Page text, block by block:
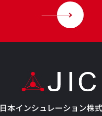
日本インシュレーション株